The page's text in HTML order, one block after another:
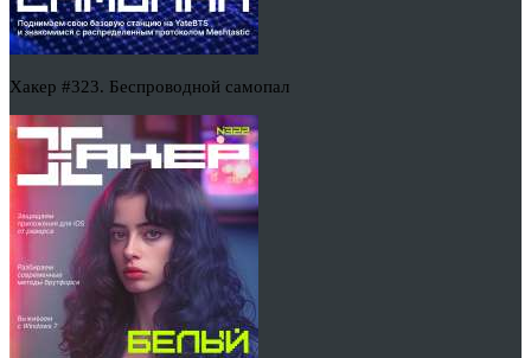
Хакер #323. Беспроводной самопал